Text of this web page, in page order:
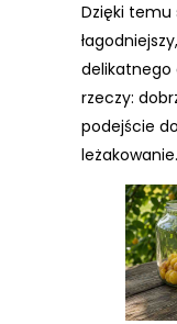
Dzięki
delikatnego
rzeczy:
podejście
leżakowanie.